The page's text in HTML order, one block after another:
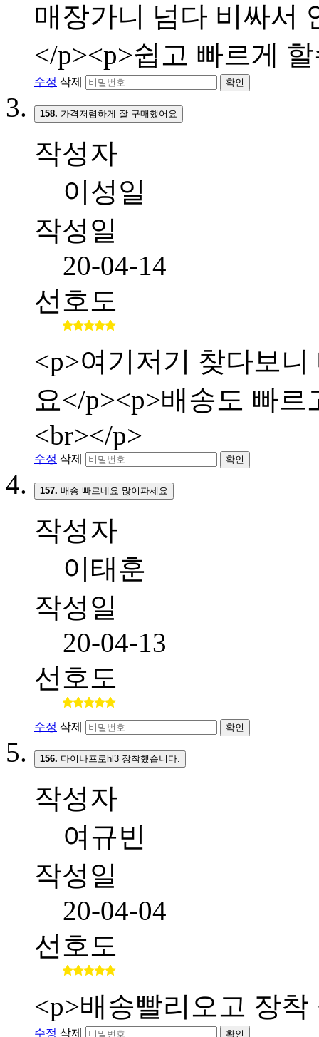
매장가니 넘다 비싸서
</p><p>쉽고 빠르게
수정 삭제 확인
158. 가격저렴하게 잘 구매했어요
작성자
이성일
작성일
20-04-14
선호도
<p>여기저기 찾다보
요</p><p>배송도 빠
<br></p>
수정 삭제 확인
157. 배송 빠르네요 많이파세요
작성자
이태훈
작성일
20-04-13
선호도
수정 삭제 확인
156. 다이나프로hl3 장착했습니다.
작성자
여규빈
작성일
20-04-04
선호도
<p>배송빨리오고 장
수정 삭제 확인